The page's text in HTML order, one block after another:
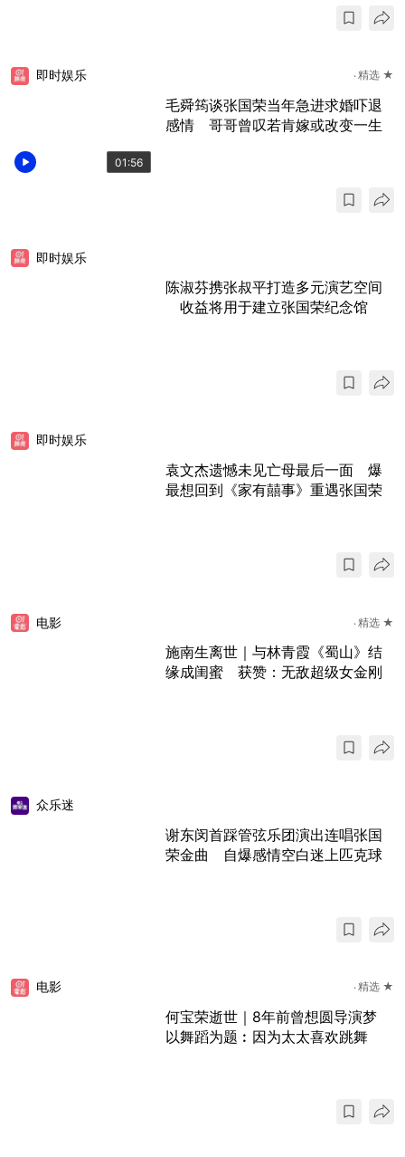
01:56
即时娱乐 精选 ★
毛舜筠谈张国荣当年急进求婚吓退
感情 哥哥曾叹若肯嫁或改变一生
即时娱乐
陈淑芬携张叔平打造多元演艺空间
收益将用于建立张国荣纪念馆
即时娱乐
袁文杰遗憾未见亡母最后一面 爆
最想回到《家有囍事》重遇张国荣
电影 精选 ★
施南生离世｜与林青霞《蜀山》结
缘成闺蜜 获赞：无敌超级女金刚
众乐迷
谢东闵首踩管弦乐团演出连唱张国
荣金曲 自爆感情空白迷上匹克球
电影 精选 ★
何宝荣逝世｜8年前曾想圆导演梦
以舞蹈为题︰因为太太喜欢跳舞